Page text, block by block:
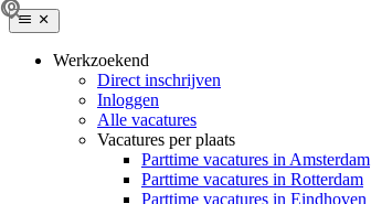
Werkzoekend
Direct inschrijven
Inloggen
Alle vacatures
Vacatures per plaats
Parttime vacatures in Amsterdam
Parttime vacatures in Rotterdam
Parttime vacatures in Eindhoven